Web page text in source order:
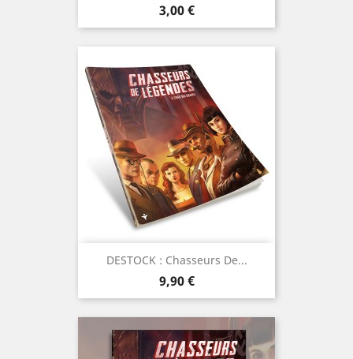
Prix
3,00 €
DESTOCK : Chasseurs De...
Prix
9,90 €